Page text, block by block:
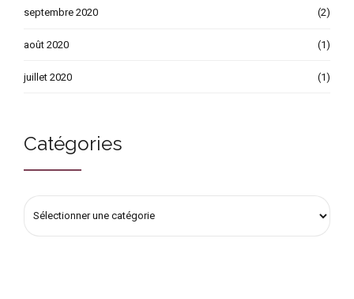
septembre 2020 (2)
août 2020 (1)
juillet 2020 (1)
Catégories